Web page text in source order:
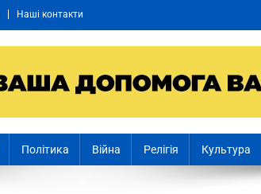
Наші контакти
Політика Війна Релігія Культура